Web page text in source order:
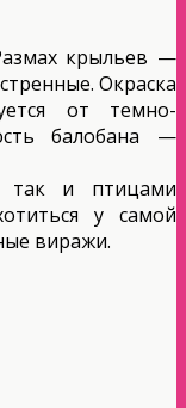
крыльев —
Окраска
от темно-
балобана —
так и птицами
у самой
виражи.